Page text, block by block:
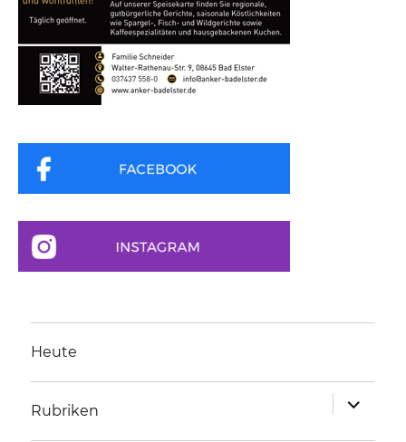
Heute
Rubriken
anzeigen